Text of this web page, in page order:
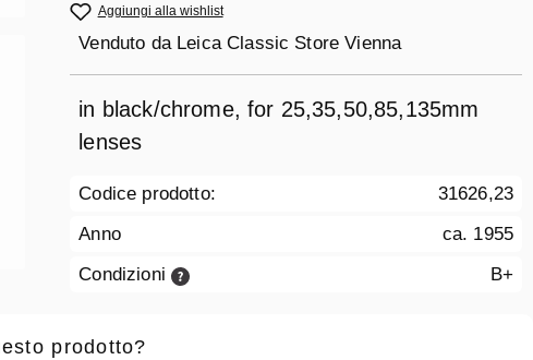
Aggiungi alla wishlist
Venduto da Leica Classic Store Vienna
in black/chrome, for 25,35,50,85,135mm
lenses
Codice prodotto:
31626,23
Anno
ca. 1955
Condizioni
B+
prodotto?